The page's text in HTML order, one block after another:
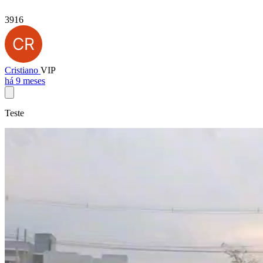
3916
Cristiano VIP
há 9 meses
Teste